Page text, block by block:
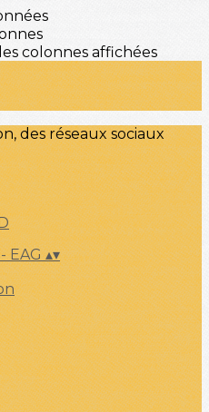
colonnes affichées
des réseaux sociaux
EAG▴▾